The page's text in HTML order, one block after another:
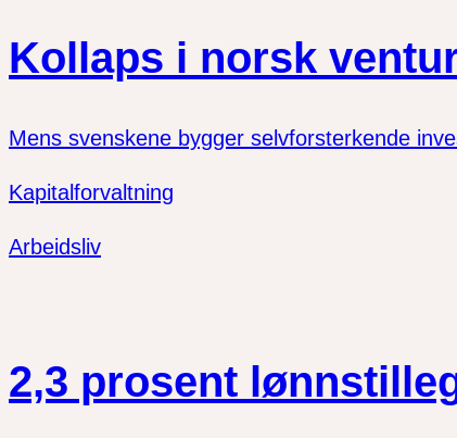
Kollaps i norsk
Mens svenskene bygger selvforsterkende
Kapitalforvaltning
Arbeidsliv
2,3 prosent